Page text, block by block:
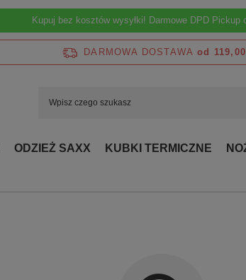
Kupuj bez kosztów wysyłki! Darmowe DPD Pickup
DARMOWA DOSTAWA od 119,00
ODZIEŻ SAXX KUBKI TERMICZNE